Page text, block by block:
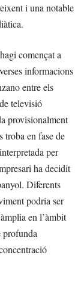
i una notable
començat a
informacions
entre els
televisió
provisionalment
troba en fase de
per
ha decidit
Diferents
podria ser
en l’àmbit
profunda